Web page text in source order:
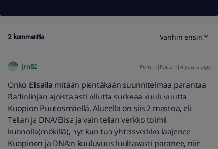
2 kommenttia Vanhin ensin
jm82 Forum|Forum|4 years ago
Onko Elisalla ​​​​​​ mitään pientäkään suunnitelmaa parantaa
Radiolinjan ajoista asti ollutta surkeaa kuuluvuutta
Kuopion Puutosmäellä. Alueella on siis 2 mastoa, eli
Telian ja DNA/Elisa ja vain telian verkko toimii
kunnolla(mökillä), nyt kun tuo yhteisverkko laajenee
Kuopioon ja DNA:n kuuluvuus luultavasti paranee, niin